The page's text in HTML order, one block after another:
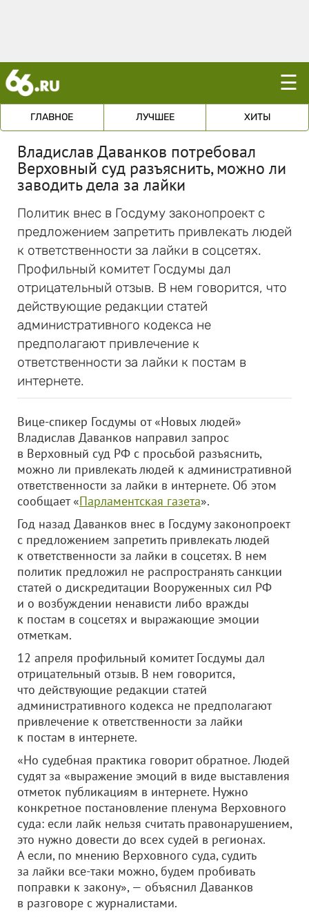
☰
ГЛАВНОЕ ЛУЧШЕЕ ХИТЫ
Владислав Даванков потребовал
Верховный суд разъяснить, можно ли
заводить дела за лайки
Политик внес в Госдуму законопроект с
предложением запретить привлекать людей
к ответственности за лайки в соцсетях.
Профильный комитет Госдумы дал
отрицательный отзыв. В нем говорится, что
действующие редакции статей
административного кодекса не
предполагают привлечение к
ответственности за лайки к постам в
интернете.
Вице-спикер Госдумы от «Новых людей»
Владислав Даванков направил запрос
в Верховный суд РФ с просьбой разъяснить,
можно ли привлекать людей к административной
ответственности за лайки в интернете. Об этом
сообщает «Парламентская газета».
Год назад Даванков внес в Госдуму законопроект
с предложением запретить привлекать людей
к ответственности за лайки в соцсетях. В нем
политик предложил не распространять санкции
статей о дискредитации Вооруженных сил РФ
и о возбуждении ненависти либо вражды
к постам в соцсетях и выражающие эмоции
отметкам.
12 апреля профильный комитет Госдумы дал
отрицательный отзыв. В нем говорится,
что действующие редакции статей
административного кодекса не предполагают
привлечение к ответственности за лайки
к постам в интернете.
«Но судебная практика говорит обратное. Людей
судят за «выражение эмоций в виде выставления
отметок публикациям в интернете. Нужно
конкретное постановление пленума Верховного
суда: если лайк нельзя считать правонарушением,
это нужно довести до всех судей в регионах.
А если, по мнению Верховного суда, судить
за лайки все-таки можно, будем пробивать
поправки к закону», — объяснил Даванков
в разговоре с журналистами.